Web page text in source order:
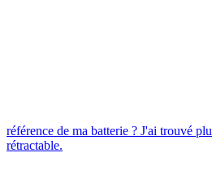
référence de ma batterie ? J'ai trouvé
rétractable.